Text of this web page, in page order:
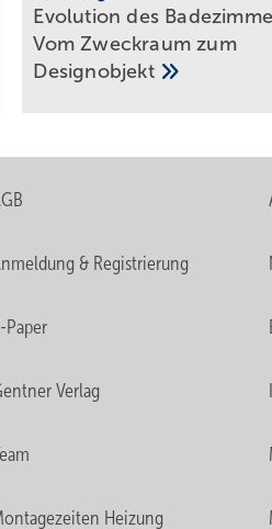
Evolution des
Vom Zweck­raum zum
De­sign­ob­jekt
& Registrierung
Paper
Verlag
Heizung